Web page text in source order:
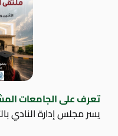
تعرف على الجامعات
يسر مجلس إدارة النادي